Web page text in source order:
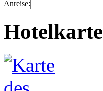
Anreise:
Hotelkarte